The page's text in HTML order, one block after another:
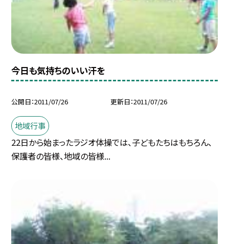
今日も気持ちのいい汗を
公開日 2011/07/26 更新日 2011/07/26
地域行事
22日から始まったラジオ体操では、子どもたちはもちろん、
保護者の皆様、地域の皆様...